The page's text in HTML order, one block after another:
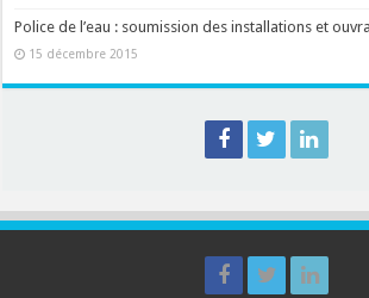
Police de l’eau : soumission des installations et
15 décembre 2015